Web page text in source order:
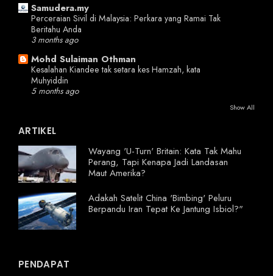
Samudera.my
Perceraian Sivil di Malaysia: Perkara yang Ramai Tak
Beritahu Anda
3 months ago
Mohd Sulaiman Othman
Kesalahan Kiandee tak setara kes Hamzah, kata
Muhyiddin
5 months ago
Show All
ARTIKEL
Wayang 'U-Turn' Britain: Kata Tak Mahu
Perang, Tapi Kenapa Jadi Landasan
Maut Amerika?
Adakah Satelit China 'Bimbing' Peluru
Berpandu Iran Tepat Ke Jantung Isbiol?"
PENDAPAT